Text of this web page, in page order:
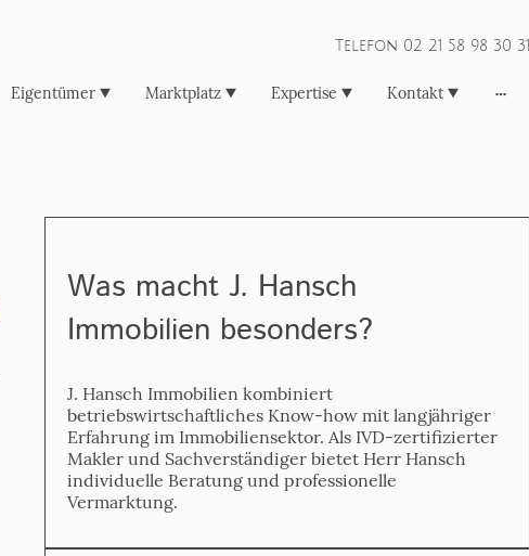
Telefon 02 21 58 98 30 31
Eigentümer Marktplatz Expertise Kontakt
Was macht J. Hansch
Immobilien besonders?
J. Hansch Immobilien kombiniert
betriebswirtschaftliches Know-how mit langjähriger
Erfahrung im Immobiliensektor. Als IVD-zertifizierter
Makler und Sachverständiger bietet Herr Hansch
individuelle Beratung und professionelle
Vermarktung.